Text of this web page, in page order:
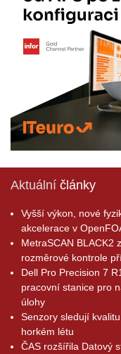
Aktuální články
Vyšší výkon, nové
akcelerace v
MetraSCAN BLACK2
rozměrové kontrole
Dell Pro Precision 7
pracovní stanice pro
úlohy
Senzory sledují
horkém létu
ČAS rozšířila Datový